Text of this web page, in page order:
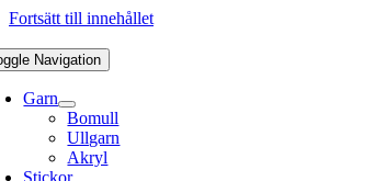
Fortsätt till innehållet
Navigation
Garn
Bomull
Ullgarn
Akryl
Stickor